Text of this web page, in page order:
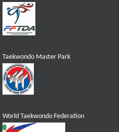
Taekwondo Master Park
World Taekwondo Federation